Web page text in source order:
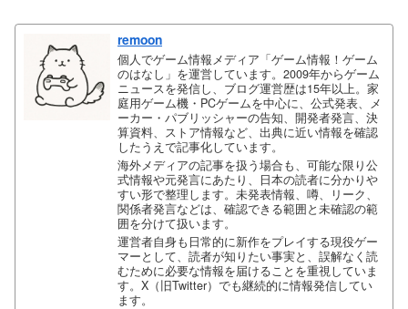
remoon
個人でゲーム情報メディア「ゲーム情報！ゲーム
のはなし」を運営しています。2009年からゲーム
ニュースを発信し、ブログ運営歴は15年以上。家
庭用ゲーム機・PCゲームを中心に、公式発表、メ
ーカー・パブリッシャーの告知、開発者発言、決
算資料、ストア情報など、出典に近い情報を確認
したうえで記事化しています。
海外メディアの記事を扱う場合も、可能な限り公
式情報や元発言にあたり、日本の読者に分かりや
すい形で整理します。未発表情報、噂、リーク、
関係者発言などは、確認できる範囲と未確認の範
囲を分けて扱います。
運営者自身も日常的に新作をプレイする現役ゲー
マーとして、読者が知りたい事実と、誤解なく読
むために必要な情報を届けることを重視していま
す。X（旧Twitter）でも継続的に情報発信してい
ます。